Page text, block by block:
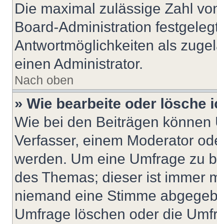
Die maximal zulässige Zahl
Board-Administration
Antwortmöglichkeiten als
einen Administrator.
Nach oben
» Wie bearbeite oder lösche
Wie bei den Beiträgen
Verfasser, einem Moderator
werden. Um eine Umfrage zu
des Themas; dieser ist immer
niemand eine Stimme
Umfrage löschen oder die